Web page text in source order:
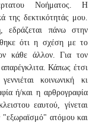
Νοήματος. Η
της δεκτικότητάς μου.
εδράζεται πάνω στην
ότι η σχέση με το
κάθε άλλον. Για τον
Κάπως έτσι
κοινωνική κι
ή/και η αρθρογραφία
εαυτού, γίνεται
"εξωραϊσμό" ατόμου και